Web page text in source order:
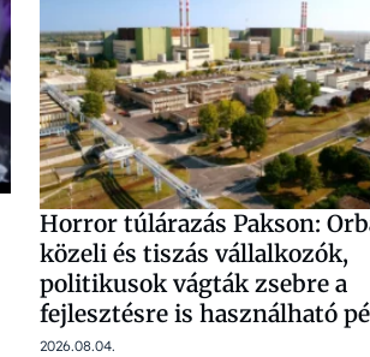
Horror túlárazás Pakson:
közeli és tiszás vállalkozók,
politikusok vágták zsebre a
fejlesztésre is használható
2026.08.04.